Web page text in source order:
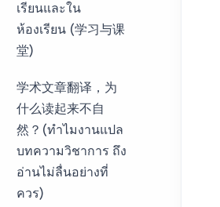
กัมพูชา ราคาเริ่มต้น
150฿
บริการรับแปลภาษา
เวียดนาม ราคาเริ่ม
ต้น 150฿
บริการรับแปลภาษา
ฝรั่งเศส ราคาเริ่มต้น
150฿
เรียนและใน
ห้องเรียน (学习与课
堂)
学术文章翻译，为
什么读起来不自
然？(ทำไมงานแปล
บทความวิชาการ ถึง
อ่านไม่ลื่นอย่างที่
ควร)